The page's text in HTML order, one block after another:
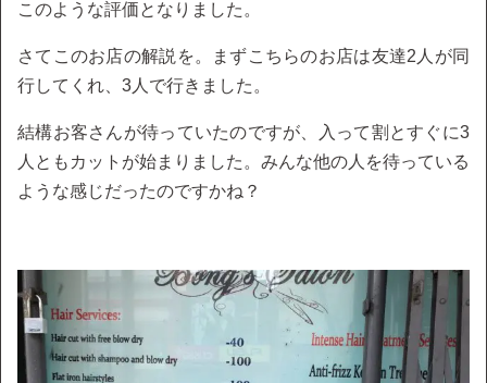
このような評価となりました。
さてこのお店の解説を。まずこちらのお店は友達2人が同
行してくれ、3人で行きました。
結構お客さんが待っていたのですが、入って割とすぐに3
人ともカットが始まりました。みんな他の人を待っている
ような感じだったのですかね？